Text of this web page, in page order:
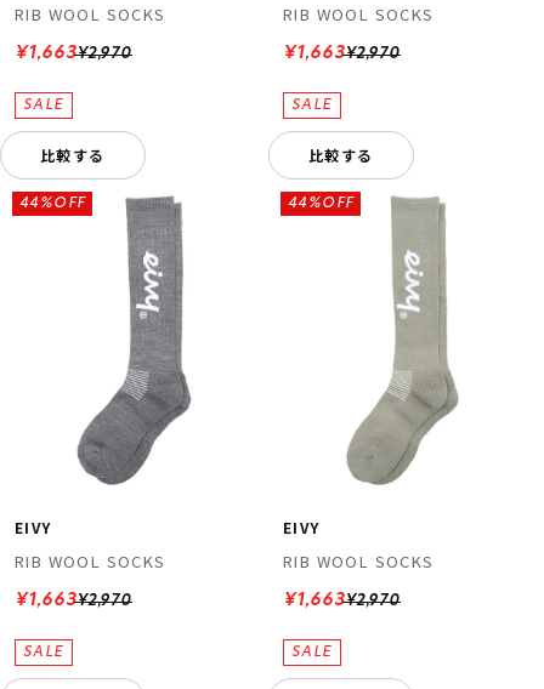
RIB WOOL SOCKS
¥2,970
¥1,663
比較する
RIB WOOL SOCKS
¥2,970
¥1,663
比較する
EIVY
RIB WOOL SOCKS
¥2,970
44%OFF
¥1,663
EIVY
RIB WOOL SOCKS
¥2,970
44%OFF
¥1,663